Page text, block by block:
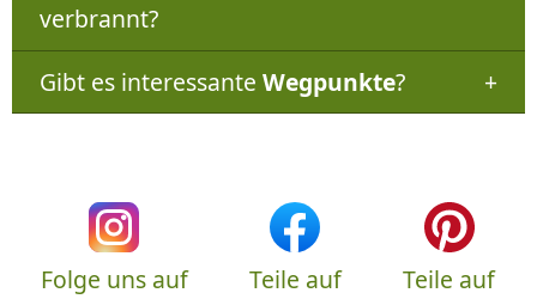
verbrannt?
Gibt es interessante Wegpunkte?
Folge uns auf
Teile auf
Teile auf